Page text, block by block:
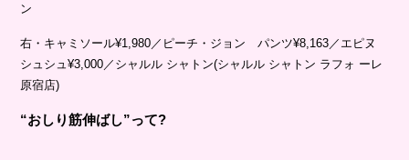
ン
右・キャミソール¥1,980／ピーチ・ジョン パンツ¥8,163／エピヌ
シュシュ¥3,000／シャルル シャトン(シャルル シャトン ラフォ ーレ
原宿店)
“おしり筋伸ばし”って?